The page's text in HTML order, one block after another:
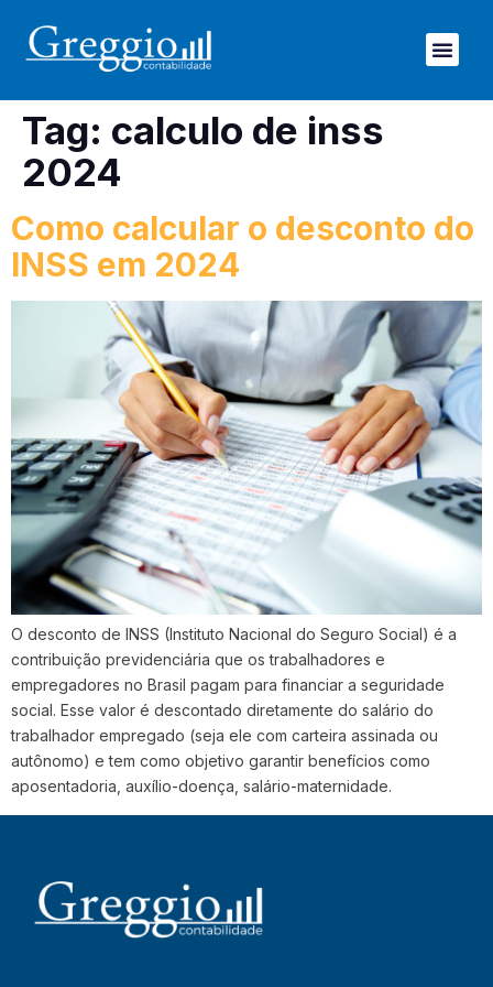
Tag: calculo de inss
2024
Como calcular o desconto do
INSS em 2024
O desconto de INSS (Instituto Nacional do Seguro Social) é a
contribuição previdenciária que os trabalhadores e
empregadores no Brasil pagam para financiar a seguridade
social. Esse valor é descontado diretamente do salário do
trabalhador empregado (seja ele com carteira assinada ou
autônomo) e tem como objetivo garantir benefícios como
aposentadoria, auxílio-doença, salário-maternidade.